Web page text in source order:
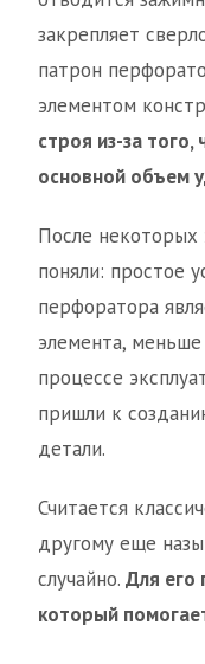
закрепляет
патрон
элементом
строя из-за
основной объем
После некоторых
поняли: простое
перфоратора
элемента,
процессе
пришли к
детали.
Считается
другому еще
случайно. Для его
который